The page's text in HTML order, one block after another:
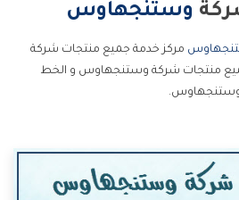
وستنجهاوس
مركز خدمة جميع منتجات شركة
منتجات شركة وستنجهاوس و الخط
وستنجهاوس.